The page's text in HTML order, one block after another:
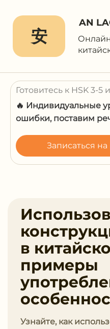
安
AN
Готовитесь к HSK 3-
🔥 Индивидуальные
ошибки, поставим
Записаться
в
примеры
Узнайте, как